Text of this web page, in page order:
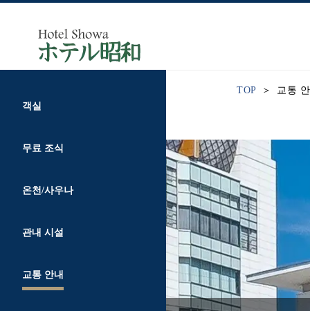
객실
무료 조식
온천/사우나
관내 시설
교통 안내
TOP 교통